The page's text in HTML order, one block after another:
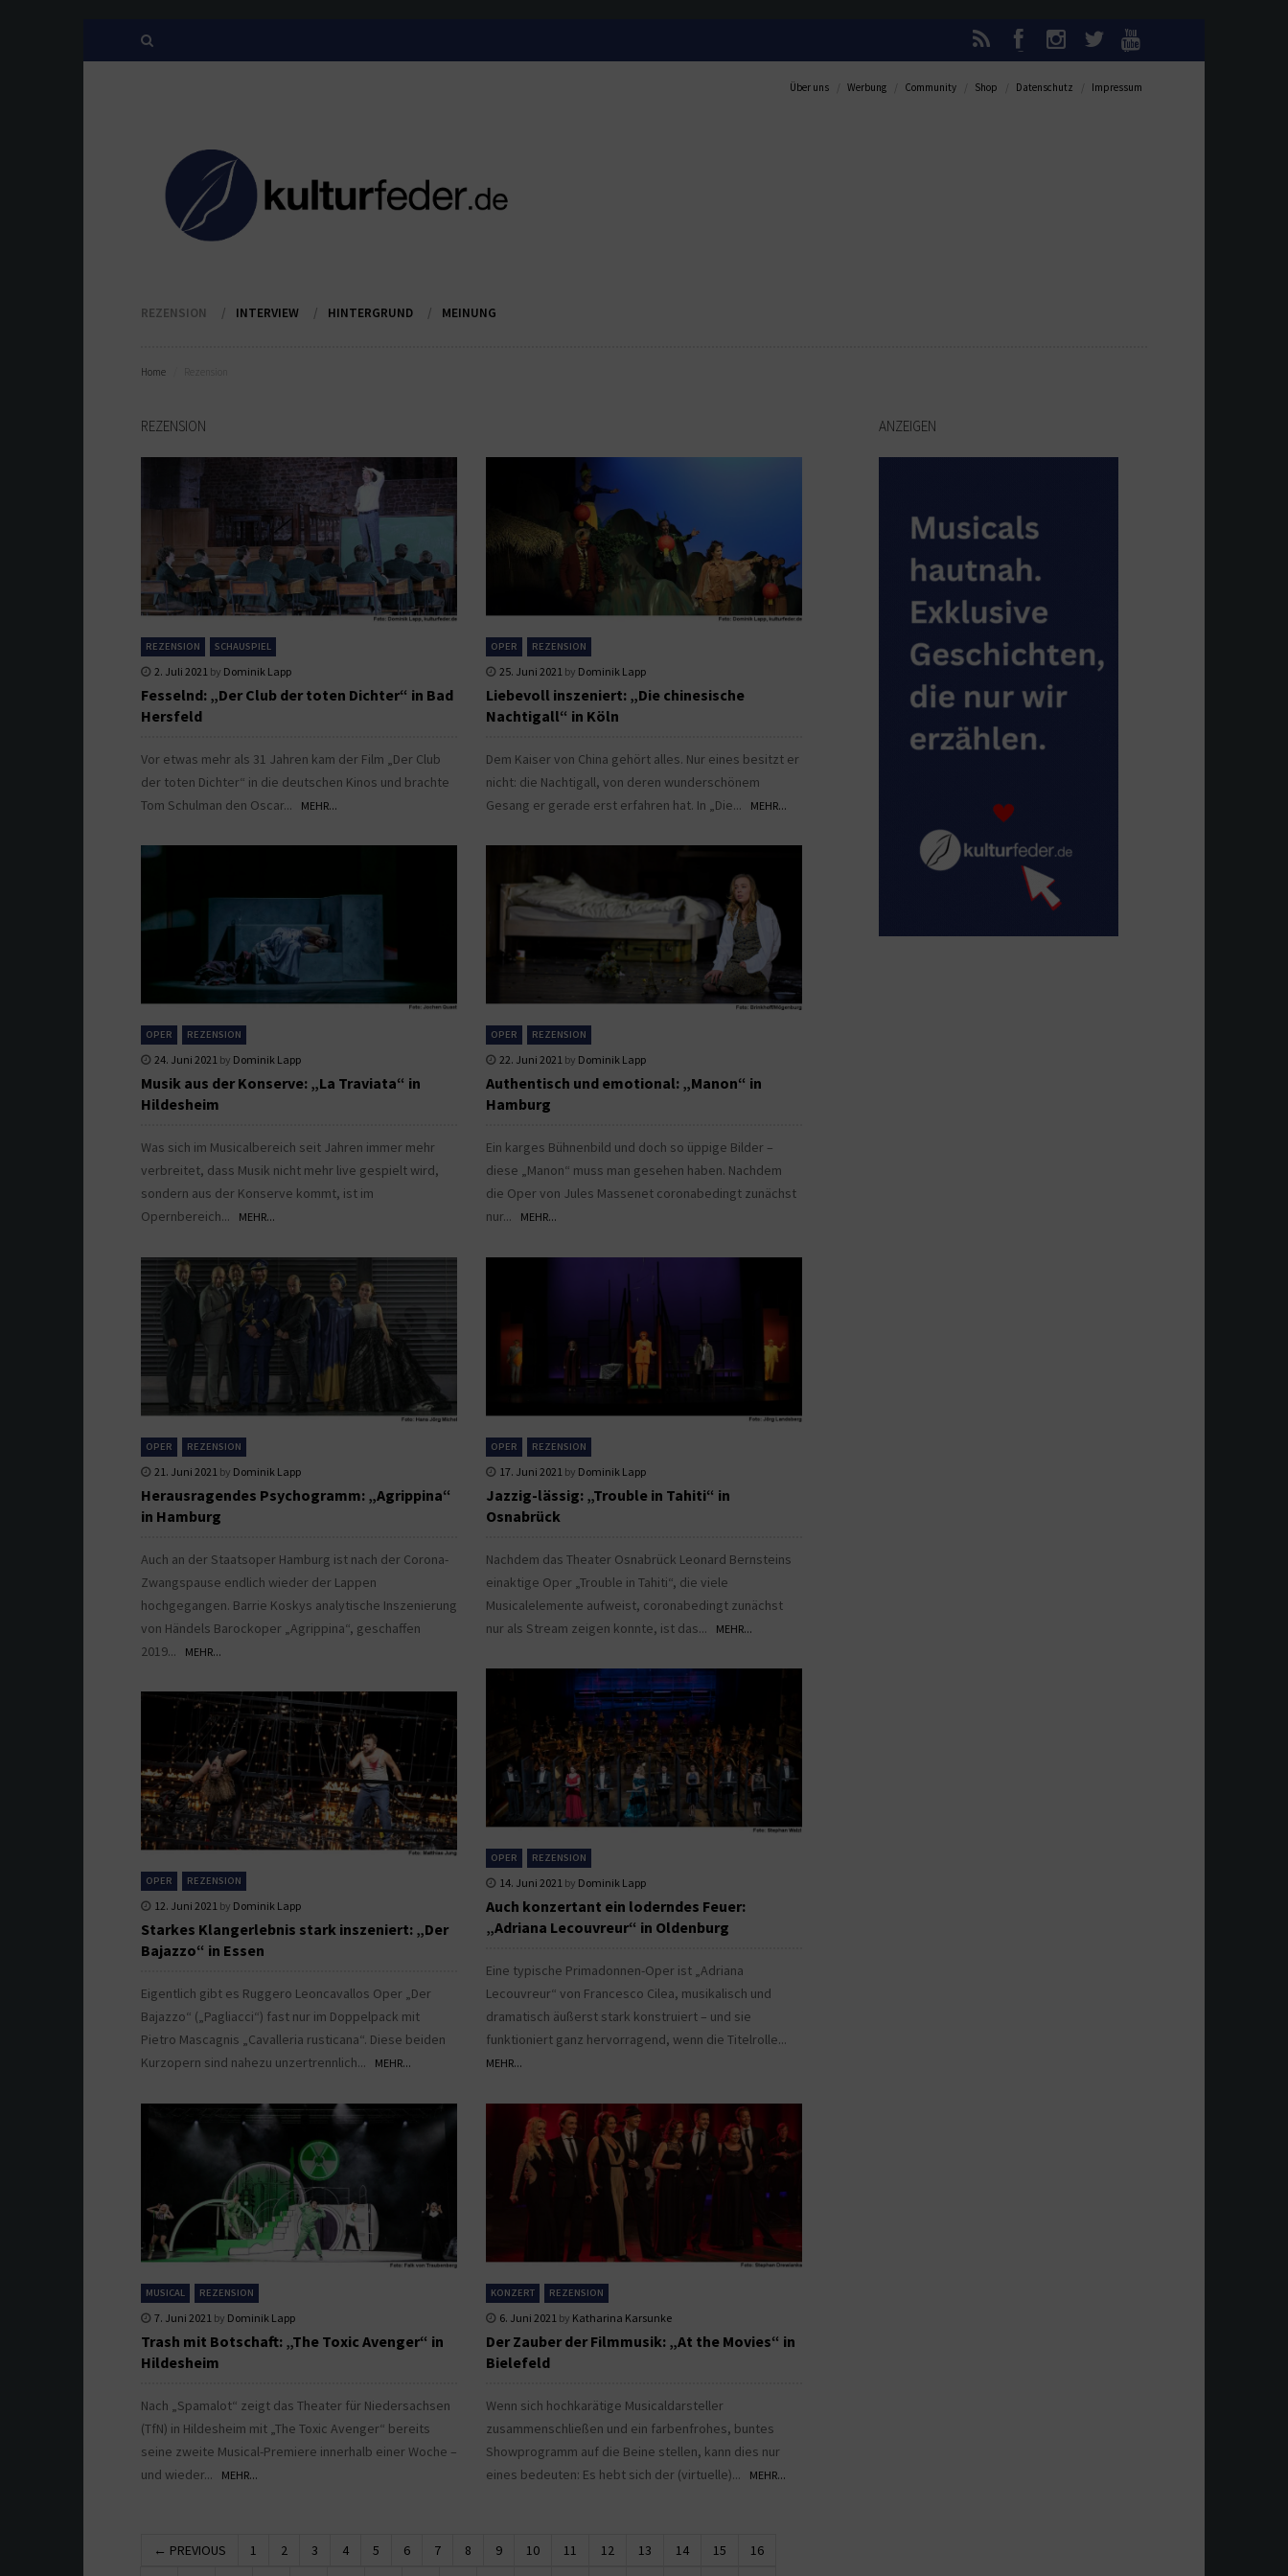
Über uns Werbung Community Shop Datenschutz Impressum
REZENSION INTERVIEW HINTERGRUND MEINUNG
Home
REZENSION
REZENSION SCHAUSPIEL
2. Juli 2021 by Dominik Lapp
Fesselnd: „Der Club der toten Dichter“ in Bad
Hersfeld
Vor etwas mehr als 31 Jahren kam der Film „Der Club
der toten Dichter“ in die deutschen Kinos und brachte
Tom Schulman den Oscar...
MEHR...
OPER REZENSION
25. Juni 2021 by Dominik Lapp
Liebevoll inszeniert: „Die chinesische
Nachtigall“ in Köln
Dem Kaiser von China gehört alles. Nur eines besitzt er
nicht: die Nachtigall, von deren wunderschönem
Gesang er gerade erst erfahren hat. In „Die...
MEHR...
OPER REZENSION
24. Juni 2021 by Dominik Lapp
Musik aus der Konserve: „La Traviata“ in
Hildesheim
Was sich im Musicalbereich seit Jahren immer mehr
verbreitet, dass Musik nicht mehr live gespielt wird,
sondern aus der Konserve kommt, ist im
Opernbereich...
MEHR...
OPER REZENSION
22. Juni 2021 by Dominik Lapp
Authentisch und emotional: „Manon“ in
Hamburg
Ein karges Bühnenbild und doch so üppige Bilder –
diese „Manon“ muss man gesehen haben. Nachdem
die Oper von Jules Massenet coronabedingt zunächst
nur...
MEHR...
OPER REZENSION
21. Juni 2021 by Dominik Lapp
Herausragendes Psychogramm: „Agrippina“
in Hamburg
Auch an der Staatsoper Hamburg ist nach der Corona-
Zwangspause endlich wieder der Lappen
hochgegangen. Barrie Koskys analytische Inszenierung
von Händels Barockoper „Agrippina“, geschaffen
2019...
MEHR...
OPER REZENSION
17. Juni 2021 by Dominik Lapp
Jazzig-lässig: „Trouble in Tahiti“ in
Osnabrück
Nachdem das Theater Osnabrück Leonard Bernsteins
einaktige Oper „Trouble in Tahiti“, die viele
Musicalelemente aufweist, coronabedingt zunächst
nur als Stream zeigen konnte, ist das...
MEHR...
OPER REZENSION
14. Juni 2021 by Dominik Lapp
Auch konzertant ein loderndes Feuer:
„Adriana Lecouvreur“ in Oldenburg
Eine typische Primadonnen-Oper ist „Adriana
Lecouvreur“ von Francesco Cilea, musikalisch und
dramatisch äußerst stark konstruiert – und sie
funktioniert ganz hervorragend, wenn die Titelrolle...
MEHR...
OPER REZENSION
12. Juni 2021 by Dominik Lapp
Starkes Klangerlebnis stark inszeniert: „Der
Bajazzo“ in Essen
Eigentlich gibt es Ruggero Leoncavallos Oper „Der
Bajazzo“ („Pagliacci“) fast nur im Doppelpack mit
Pietro Mascagnis „Cavalleria rusticana“. Diese beiden
Kurzopern sind nahezu unzertrennlich...
MEHR...
MUSICAL REZENSION
7. Juni 2021 by Dominik Lapp
Trash mit Botschaft: „The Toxic Avenger“ in
Hildesheim
Nach „Spamalot“ zeigt das Theater für Niedersachsen
(TfN) in Hildesheim mit „The Toxic Avenger“ bereits
seine zweite Musical-Premiere innerhalb einer Woche –
und wieder...
MEHR...
KONZERT REZENSION
6. Juni 2021 by Katharina Karsunke
Der Zauber der Filmmusik: „At the Movies“ in
Bielefeld
Wenn sich hochkarätige Musicaldarsteller
zusammenschließen und ein farbenfrohes, buntes
Showprogramm auf die Beine stellen, kann dies nur
eines bedeuten: Es hebt sich der (virtuelle)...
MEHR...
← PREVIOUS 1 2 3 4 5 6 7 8 9 10 11 12 13 14 15
16
ANZEIGEN